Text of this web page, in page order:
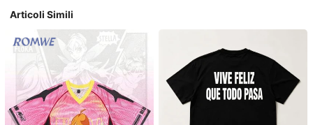
Articoli Simili